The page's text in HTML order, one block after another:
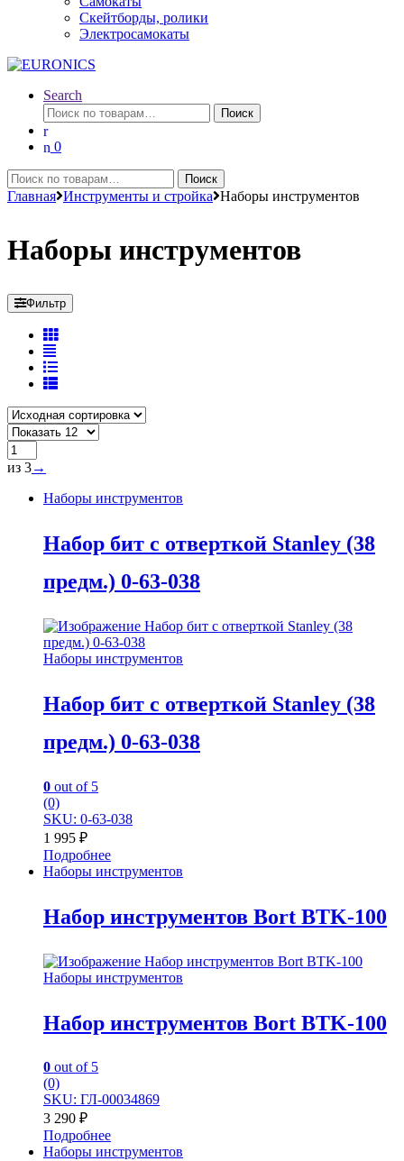
Скейтборды, ролики
Электросамокаты
Search
Искать:
Поиск
0
Искать:
Поиск
Главная Инструменты и стройка Наборы инструментов
Наборы инструментов
Фильтр
из 3→
Наборы инструментов
Набор бит с отверткой Stanley (38
предм.) 0-63-038
Наборы инструментов
Набор бит с отверткой Stanley (38
предм.) 0-63-038
0 out of 5
(0)
SKU: 0-63-038
1 995 ₽
Подробнее
Наборы инструментов
Набор инструментов Bort BTK-100
Наборы инструментов
Набор инструментов Bort BTK-100
0 out of 5
(0)
SKU: ГЛ-00034869
3 290 ₽
Подробнее
Наборы инструментов